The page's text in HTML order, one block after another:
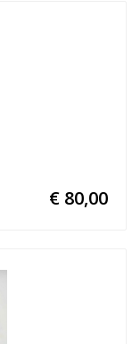
€ 80,00